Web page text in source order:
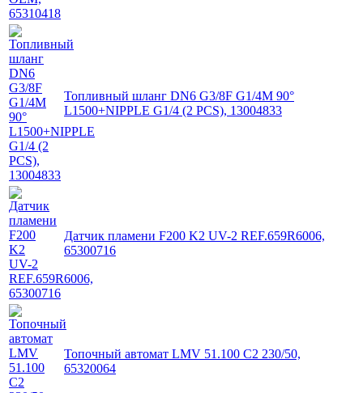
Топливный шланг DN6 G3/8F G1/4M 90°
L1500+NIPPLE G1/4 (2 PCS), 13004833
Датчик пламени F200 K2 UV-2 REF.659R6006,
65300716
Топочный автомат LMV 51.100 C2 230/50,
65320064